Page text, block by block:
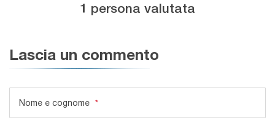
1 persona valutata
Lascia un commento
Nome e cognome *